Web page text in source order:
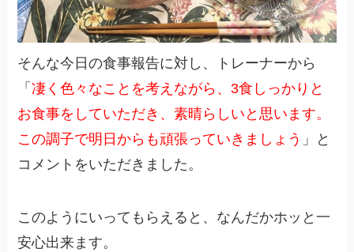
そんな今日の食事報告に対し、トレーナーから
「凄く色々なことを考えながら、3食しっかりと
お食事をしていただき、素晴らしいと思います。
この調子で明日からも頑張っていきましょう 」と
コメントをいただきました。
このようにいってもらえると、なんだかホッと一
安心出来ます。